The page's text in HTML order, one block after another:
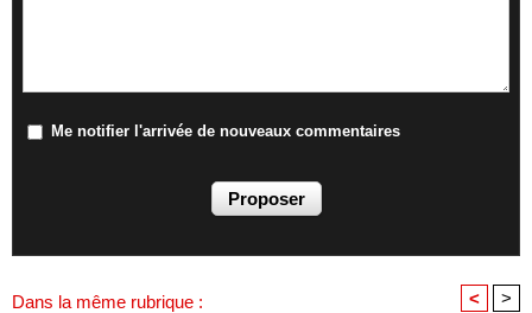
Me notifier l'arrivée de nouveaux commentaires
Dans la même rubrique : < >